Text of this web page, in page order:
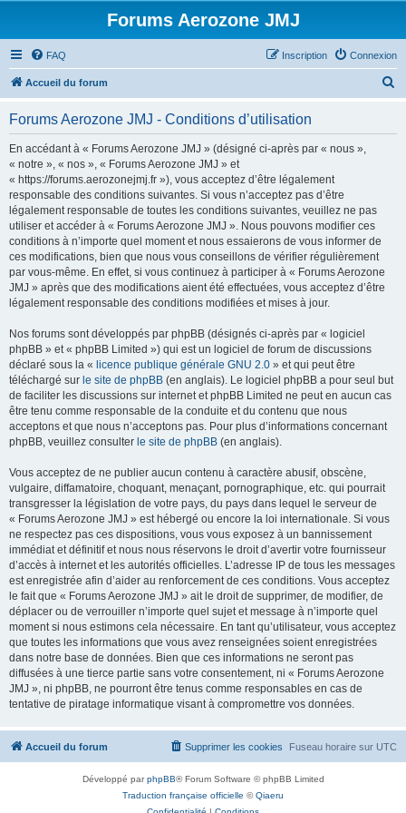
Forums Aerozone JMJ
FAQ Connexion
Inscription
Accueil du forum
Forums Aerozone JMJ - Conditions d’utilisation
En accédant à « Forums Aerozone JMJ » (désigné ci-après par « nous »,
« notre », « nos », « Forums Aerozone JMJ » et
« https://forums.aerozonejmj.fr »), vous acceptez d’être légalement
responsable des conditions suivantes. Si vous n’acceptez pas d’être
légalement responsable de toutes les conditions suivantes, veuillez ne pas
utiliser et accéder à « Forums Aerozone JMJ ». Nous pouvons modifier ces
conditions à n’importe quel moment et nous essaierons de vous informer de
ces modifications, bien que nous vous conseillons de vérifier régulièrement
par vous-même. En effet, si vous continuez à participer à « Forums Aerozone
JMJ » après que des modifications aient été effectuées, vous acceptez d’être
légalement responsable des conditions modifiées et mises à jour.
Nos forums sont développés par phpBB (désignés ci-après par « logiciel
phpBB » et « phpBB Limited ») qui est un logiciel de forum de discussions
déclaré sous la « licence publique générale GNU 2.0 » et qui peut être
téléchargé sur le site de phpBB (en anglais). Le logiciel phpBB a pour seul but
de faciliter les discussions sur internet et phpBB Limited ne peut en aucun cas
être tenu comme responsable de la conduite et du contenu que nous
acceptons et que nous n’acceptons pas. Pour plus d’informations concernant
phpBB, veuillez consulter le site de phpBB (en anglais).
Vous acceptez de ne publier aucun contenu à caractère abusif, obscène,
vulgaire, diffamatoire, choquant, menaçant, pornographique, etc. qui pourrait
transgresser la législation de votre pays, du pays dans lequel le serveur de
« Forums Aerozone JMJ » est hébergé ou encore la loi internationale. Si vous
ne respectez pas ces dispositions, vous vous exposez à un bannissement
immédiat et définitif et nous nous réservons le droit d’avertir votre fournisseur
d’accès à internet et les autorités officielles. L’adresse IP de tous les messages
est enregistrée afin d’aider au renforcement de ces conditions. Vous acceptez
le fait que « Forums Aerozone JMJ » ait le droit de supprimer, de modifier, de
déplacer ou de verrouiller n’importe quel sujet et message à n’importe quel
moment si nous estimons cela nécessaire. En tant qu’utilisateur, vous acceptez
que toutes les informations que vous avez renseignées soient enregistrées
dans notre base de données. Bien que ces informations ne seront pas
diffusées à une tierce partie sans votre consentement, ni « Forums Aerozone
JMJ », ni phpBB, ne pourront être tenus comme responsables en cas de
tentative de piratage informatique visant à compromettre vos données.
Accueil du forum Fuseau horaire sur UTC
Supprimer les cookies
Développé parphpBB® Forum Software © phpBB Limited
Traduction française officielle ©Qiaeru